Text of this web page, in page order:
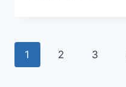
1 2 3